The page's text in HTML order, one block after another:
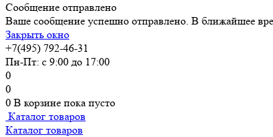
Сообщение отправлено
Ваше сообщение успешно отправлено. В ближайшее
Закрыть окно
+7(495) 792-46-31
Пн-Пт: с 9:00 до 17:00
0
0
0 В корзине пока пусто
Каталог товаров
Каталог товаров